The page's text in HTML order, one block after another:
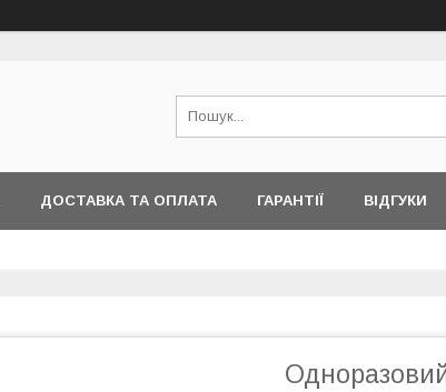
ДОСТАВКА ТА ОПЛАТА ГАРАНТІЇ ВІДГУКИ